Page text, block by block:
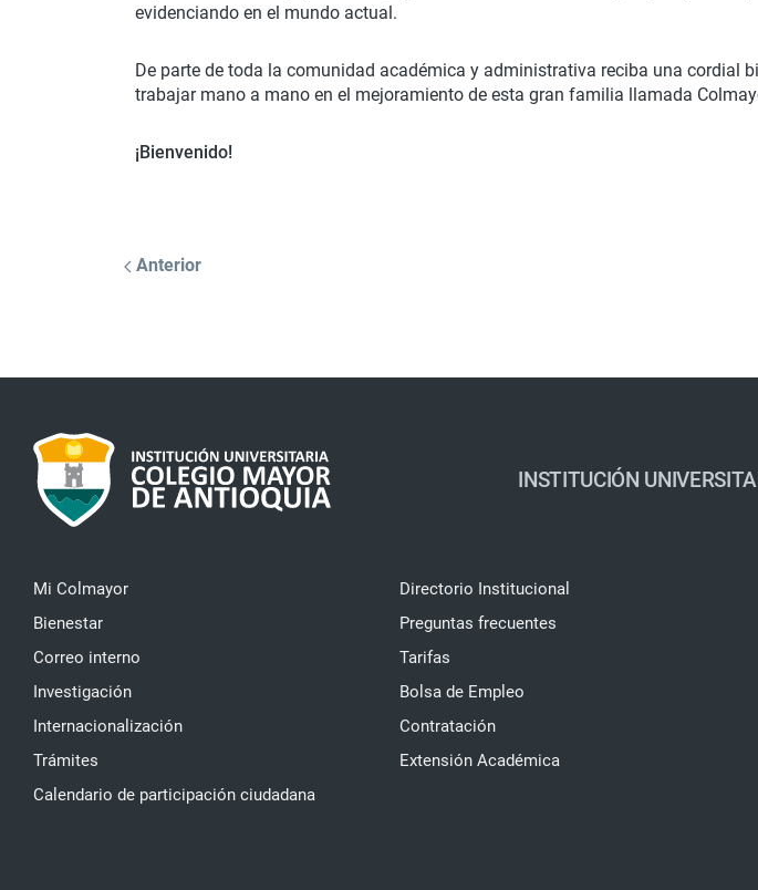
evidenciando en el mundo actual.
De parte de toda la comunidad académica y administrativa reciba una cordial
trabajar mano a mano en el mejoramiento de esta gran familia llamada
¡Bienvenido!
Anterior
INSTITUCIÓN
Mi Colmayor
Bienestar
Correo interno
Investigación
Internacionalización
Trámites
Calendario de participación ciudadana
Directorio Institucional
Preguntas frecuentes
Tarifas
Bolsa de Empleo
Contratación
Extensión Académica